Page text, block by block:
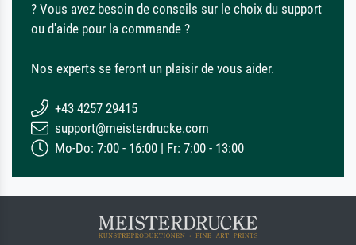
? Vous avez besoin de conseils sur le choix du support
ou d'aide pour la commande ?
Nos experts se feront un plaisir de vous aider.
+43 4257 29415
support@meisterdrucke.com
Mo-Do: 7:00 - 16:00 | Fr: 7:00 - 13:00